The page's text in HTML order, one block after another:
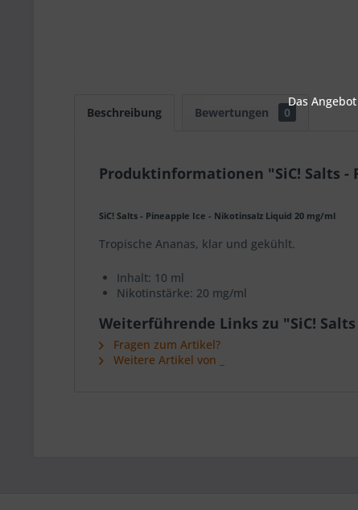
Beschreibung Bewertungen 0
Produktinformationen "SiC! Salts
SiC! Salts - Pineapple Ice - Nikotinsalz Liquid 20 mg/ml
Tropische Ananas, klar und gekühlt.
Inhalt: 10 ml
Nikotinstärke: 20 mg/ml
Weiterführende Links zu "SiC!
Fragen zum Artikel?
Weitere Artikel von _
Das